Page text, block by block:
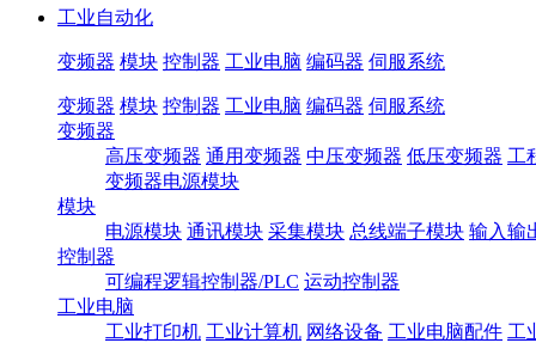
工业自动化
变频器 模块 控制器 工业电脑 编码器 伺服系统
变频器 模块 控制器 工业电脑 编码器 伺服系统
变频器
高压变频器 通用变频器 中压变频器 低压变频器 工
变频器电源模块
模块
电源模块 通讯模块 采集模块 总线端子模块 输入输
控制器
可编程逻辑控制器/PLC 运动控制器
工业电脑
工业打印机 工业计算机 网络设备 工业电脑配件 工